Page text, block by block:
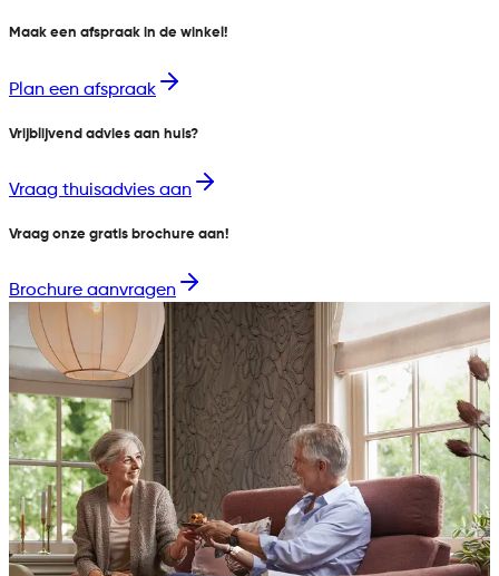
Maak een afspraak in de winkel!
Plan een afspraak
Vrijblijvend advies aan huis?
Vraag thuisadvies aan
Vraag onze gratis brochure aan!
Brochure aanvragen